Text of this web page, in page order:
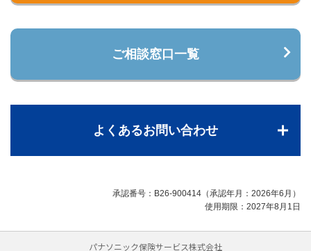
ご相談窓口一覧
よくあるお問い合わせ
承認番号：B26-900414（承認年月：2026年6月）
使用期限：2027年8月1日
パナソニック保険サービス株式会社